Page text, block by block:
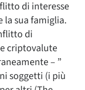
di interesse
la sua famiglia.
di
criptovalute
– ”
soggetti (i più